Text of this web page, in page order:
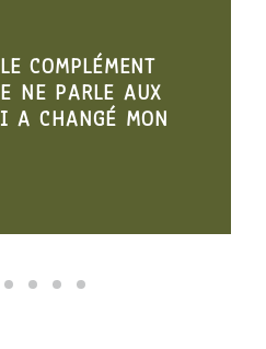
COMPLÉMENT
NE PARLE AUX
A CHANGÉ MON